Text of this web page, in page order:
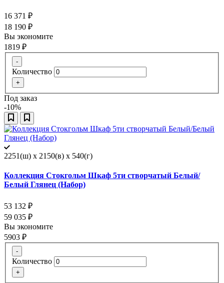
16 371 ₽
18 190 ₽
Вы экономите
1819 ₽
-
Количество
+
Под заказ
-10%
2251(ш) x 2150(в) x 540(г)
Коллекция Стокгольм Шкаф 5ти створчатый Белый/
Белый Глянец (Набор)
53 132 ₽
59 035 ₽
Вы экономите
5903 ₽
-
Количество
+